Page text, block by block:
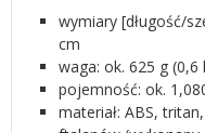
wymiary [długość/
cm
waga: ok. 625 g (0,6
pojemność: ok.
materiał: ABS,